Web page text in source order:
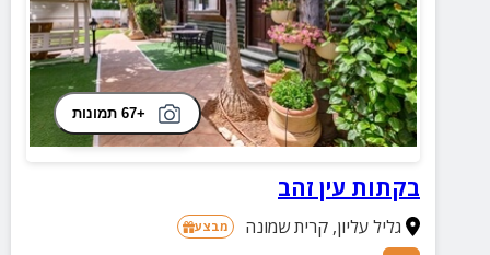
+67 תמונות
בקתות עין זהב
גליל עליון,קרית שמונה מבצע